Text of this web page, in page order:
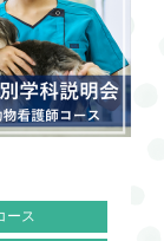
ース